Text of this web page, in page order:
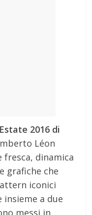
2016 di
Léon
fresca, dinamica
grafiche che
iconici
a due
messi in